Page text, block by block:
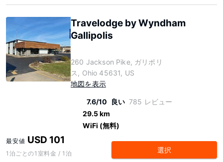
Travelodge by Wyndham
Gallipolis
260 Jackson Pike, ガリポリ
ス, Ohio 45631, US
地図を表示
7.6/10 良い 785 レビュー
29.5 km
WiFi (無料)
最安値 USD 101
1泊ごとの1室料金 / 1泊 選択